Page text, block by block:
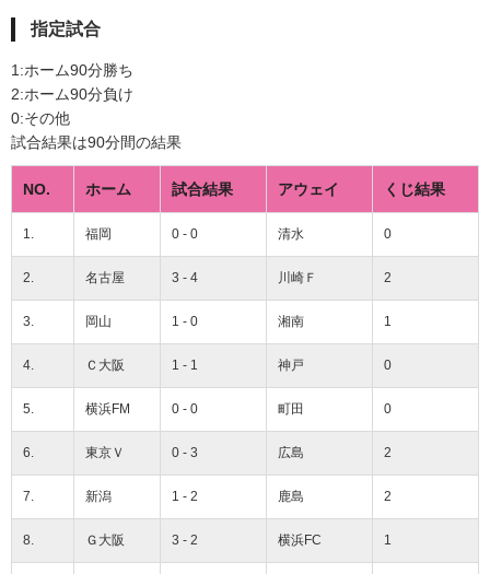
指定試合
1:ホーム90分勝ち
2:ホーム90分負け
0:その他
試合結果は90分間の結果
NO. ホーム 試合結果 アウェイ くじ結果
1. 福岡 0 - 0 清水 0
2. 名古屋 3 - 4 川崎Ｆ 2
3. 岡山 1 - 0 湘南 1
4. Ｃ大阪 1 - 1 神戸 0
5. 横浜FM 0 - 0 町田 0
6. 東京Ｖ 0 - 3 広島 2
7. 新潟 1 - 2 鹿島 2
8. Ｇ大阪 3 - 2 横浜FC 1